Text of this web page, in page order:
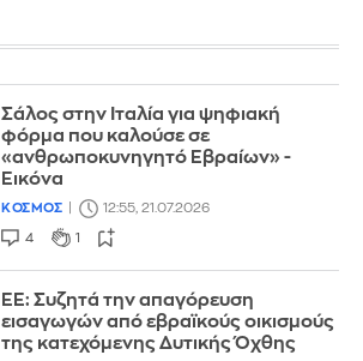
Σάλος στην Ιταλία για ψηφιακή
φόρμα που καλούσε σε
«ανθρωποκυνηγητό Εβραίων» -
Εικόνα
ΚΟΣΜΟΣ 12:55, 21.07.2026
4 1
ΕΕ: Συζητά την απαγόρευση
εισαγωγών από εβραϊκούς οικισμούς
της κατεχόμενης Δυτικής Όχθης